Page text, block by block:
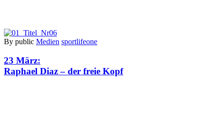
By public Medien sportlifeone
23 März:
Raphael Diaz – der freie Kopf